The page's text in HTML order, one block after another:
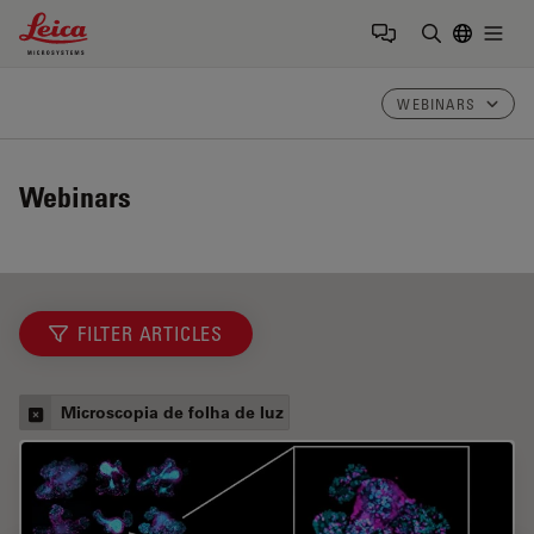
Leica Microsystems Logo
WEBINARS
Webinars
FILTER ARTICLES
Microscopia de folha de luz